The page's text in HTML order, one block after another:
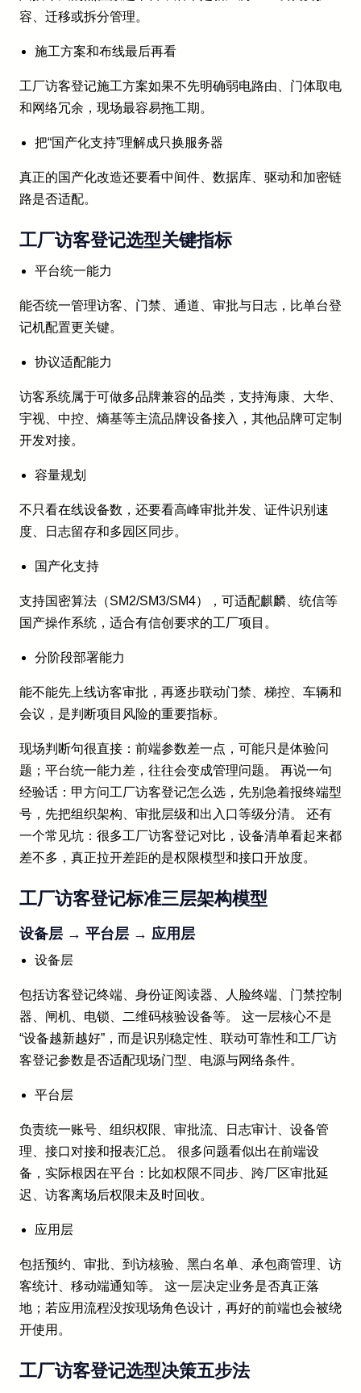
容、迁移或拆分管理。
施工方案和布线最后再看
工厂访客登记施工方案如果不先明确弱电路由、门体取电
和网络冗余，现场最容易拖工期。
把“国产化支持”理解成只换服务器
真正的国产化改造还要看中间件、数据库、驱动和加密链
路是否适配。
工厂访客登记选型关键指标
平台统一能力
能否统一管理访客、门禁、通道、审批与日志，比单台登
记机配置更关键。
协议适配能力
访客系统属于可做多品牌兼容的品类，支持海康、大华、
宇视、中控、熵基等主流品牌设备接入，其他品牌可定制
开发对接。
容量规划
不只看在线设备数，还要看高峰审批并发、证件识别速
度、日志留存和多园区同步。
国产化支持
支持国密算法（SM2/SM3/SM4），可适配麒麟、统信等
国产操作系统，适合有信创要求的工厂项目。
分阶段部署能力
能不能先上线访客审批，再逐步联动门禁、梯控、车辆和
会议，是判断项目风险的重要指标。
现场判断句很直接：前端参数差一点，可能只是体验问
题；平台统一能力差，往往会变成管理问题。 再说一句
经验话：甲方问工厂访客登记怎么选，先别急着报终端型
号，先把组织架构、审批层级和出入口等级分清。 还有
一个常见坑：很多工厂访客登记对比，设备清单看起来都
差不多，真正拉开差距的是权限模型和接口开放度。
工厂访客登记标准三层架构模型
设备层 → 平台层 → 应用层
设备层
包括访客登记终端、身份证阅读器、人脸终端、门禁控制
器、闸机、电锁、二维码核验设备等。 这一层核心不是
“设备越新越好”，而是识别稳定性、联动可靠性和工厂访
客登记参数是否适配现场门型、电源与网络条件。
平台层
负责统一账号、组织权限、审批流、日志审计、设备管
理、接口对接和报表汇总。 很多问题看似出在前端设
备，实际根因在平台：比如权限不同步、跨厂区审批延
迟、访客离场后权限未及时回收。
应用层
包括预约、审批、到访核验、黑白名单、承包商管理、访
客统计、移动端通知等。 这一层决定业务是否真正落
地；若应用流程没按现场角色设计，再好的前端也会被绕
开使用。
工厂访客登记选型决策五步法